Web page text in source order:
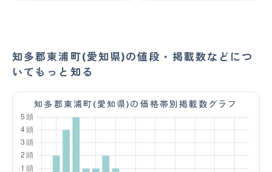
知多郡東浦町(愛知県)の値段・掲載数などにつ
いてもっと知る
知多郡東浦町(愛知県)の価格帯別掲載数グラフ